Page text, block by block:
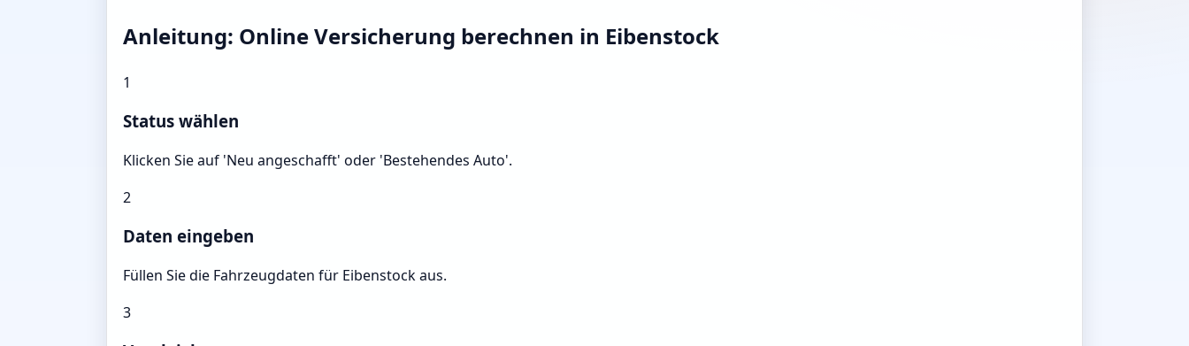
Anleitung: Online Versicherung berechnen in Eibenstock
1
Status wählen
Klicken Sie auf 'Neu angeschafft' oder 'Bestehendes Auto'.
2
Daten eingeben
Füllen Sie die Fahrzeugdaten für Eibenstock aus.
3